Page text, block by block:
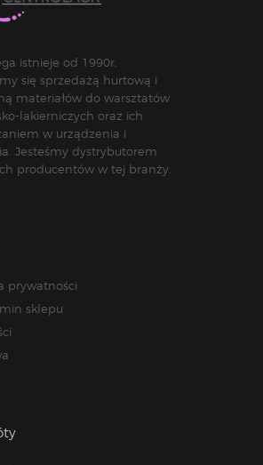
istnieje od 1990r.
się sprzedażą hurtową i
materiałów do warsztatów
lakierniczych oraz ich
w urządzenia i
Jesteśmy dystrybutorem
producentów w tej branży.
prywatności
sklepu